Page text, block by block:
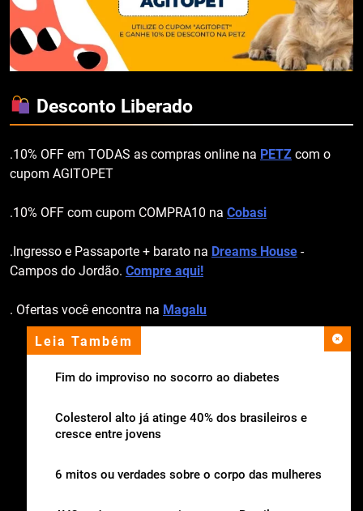
Leia Também
Fim do improviso no socorro ao diabetes
Colesterol alto já atinge 40% dos brasileiros e
cresce entre jovens
6 mitos ou verdades sobre o corpo das mulheres
Desconto Liberado
.10% OFF em TODAS as compras online na PETZ com o
cupom AGITOPET
.10% OFF com cupom COMPRA10 na Cobasi
.Ingresso e Passaporte + barato na Dreams House -
Campos do Jordão. Compre aqui!
. Ofertas você encontra na Magalu
apoio institucional